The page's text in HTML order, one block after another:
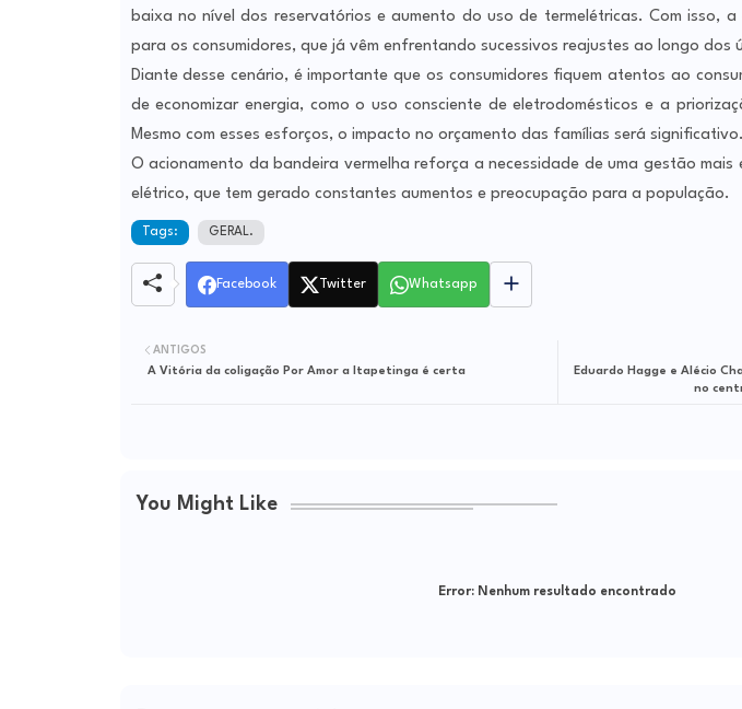
baixa no nível dos reservatórios e aumento do uso de termelétricas. Com isso,
para os consumidores, que já vêm enfrentando sucessivos reajustes ao longo dos
Diante desse cenário, é importante que os consumidores fiquem atentos ao
de economizar energia, como o uso consciente de eletrodomésticos e a
Mesmo com esses esforços, o impacto no orçamento das famílias será significativo.
O acionamento da bandeira vermelha reforça a necessidade de uma gestão
elétrico, que tem gerado constantes aumentos e preocupação para a população.
Tags: GERAL.
Facebook Twitter Whatsapp
Eduardo Hagge e Alécio
no
ANTIGOS
A Vitória da coligação Por Amor a Itapetinga é certa
You Might Like
Error:Nenhum resultado encontrado